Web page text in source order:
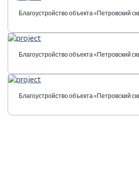
Благоустройство объекта «Петровский
Благоустройство объекта «Петровский
Благоустройство объекта «Петровский